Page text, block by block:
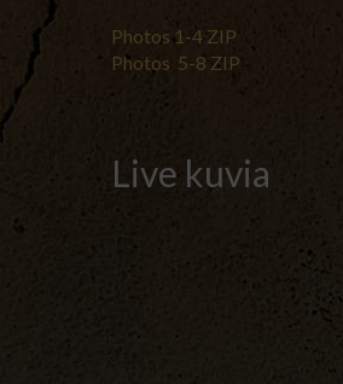
Photos 1-4 ZIP
Photos 5-8 ZIP
Live kuvia